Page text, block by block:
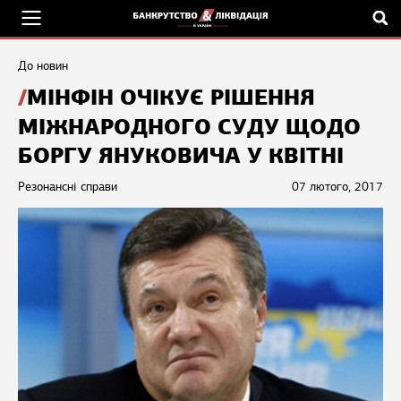
До новин
МІНФІН ОЧІКУЄ РІШЕННЯ
МІЖНАРОДНОГО СУДУ ЩОДО
БОРГУ ЯНУКОВИЧА У КВІТНІ
07 лютого, 2017
Резонансні справи